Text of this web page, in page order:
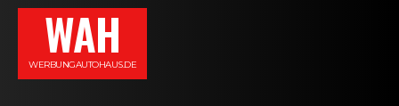
WAH
WERBUNGAUTOHAUS.DE